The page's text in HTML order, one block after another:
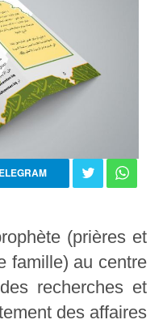
(prières et
famille) au centre
recherches et
des affaires